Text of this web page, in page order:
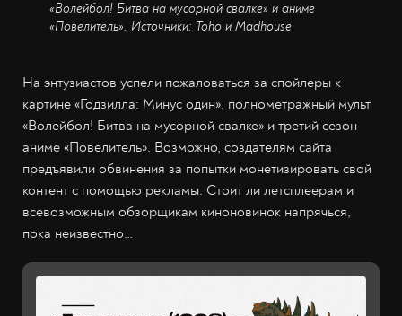
«Волейбол! Битва на мусорной свалке» и аниме
«Повелитель». Источники: Toho и Madhouse
На энтузиастов успели пожаловаться за спойлеры к
картине «Годзилла: Минус один», полнометражный мульт
«Волейбол! Битва на мусорной свалке» и третий сезон
аниме «Повелитель». Возможно, создателям сайта
предъявили обвинения за попытки монетизировать свой
контент с помощью рекламы. Стоит ли летсплеерам и
всевозможным обзорщикам киноновинок напрячься,
пока неизвестно…